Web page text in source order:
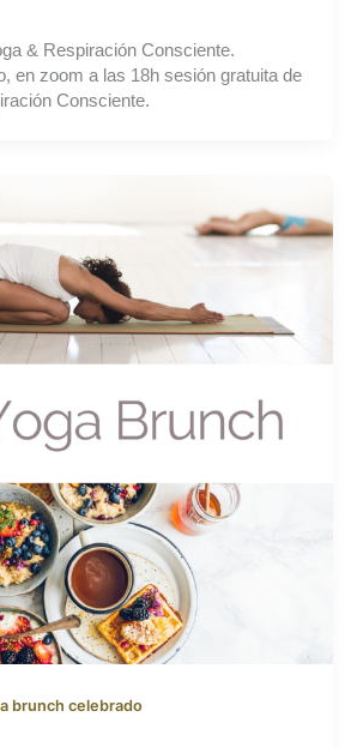
& Respiración Consciente.
en zoom a las 18h sesión gratuita de
Consciente.
brunch celebrado